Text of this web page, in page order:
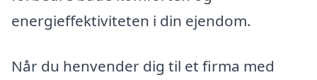
energieffektiviteten i din ejendom.
Når du henvender dig til et firma med